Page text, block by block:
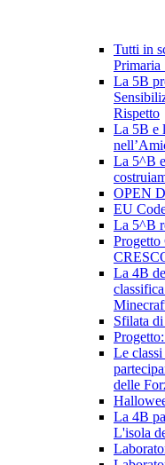
Tutti in
La 5B
Rispetto
La 5B e
La 5^B
OPEN
EU
La 5^B
La 4B
Sfilata
Le
delle
La 4B
L'isola